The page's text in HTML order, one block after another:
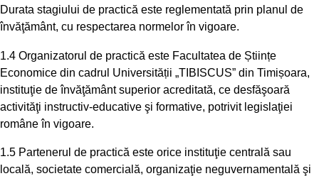
Durata stagiului de practică este reglementată prin planul de
învăţământ, cu respectarea normelor în vigoare.
1.4 Organizatorul de practică este Facultatea de Științe
Economice din cadrul Universității „TIBISCUS” din Timișoara,
instituţie de învăţământ superior acreditată, ce desfăşoară
activităţi instructiv-educative şi formative, potrivit legislaţiei
române în vigoare.
1.5 Partenerul de practică este orice instituţie centrală sau
locală, societate comercială, organizaţie neguvernamentală şi